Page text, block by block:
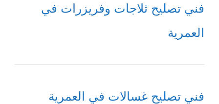
فني تصليح ثلاجات وفريزرات في
العمرية
فني تصليح غسالات في العمرية